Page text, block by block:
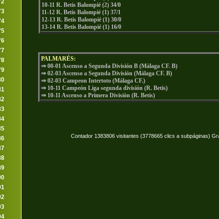
10-11 R. Betis Balompié (2) 34/0
11-12 R. Betis Balompié (1) 37/1
12-13 R. Betis Balompié (1) 30/0
13-14 R. Betis Balompié (1) 16/0
PALMARÉS:
⇒ 00-01 Ascenso a Segunda División B (Málaga CF. B)
⇒ 02-03 Ascenso a Segunda División (Málaga CF. B)
⇒ 02-03 Campeon Intertoto (Málaga CF.)
⇒ 10-11 Campeón Liga segunda división (R. Betis)
⇒ 10-11 Ascenso a Primera División (R. Betis)
Contador 1383806 visitantes (3778665 clics a subpáginas)